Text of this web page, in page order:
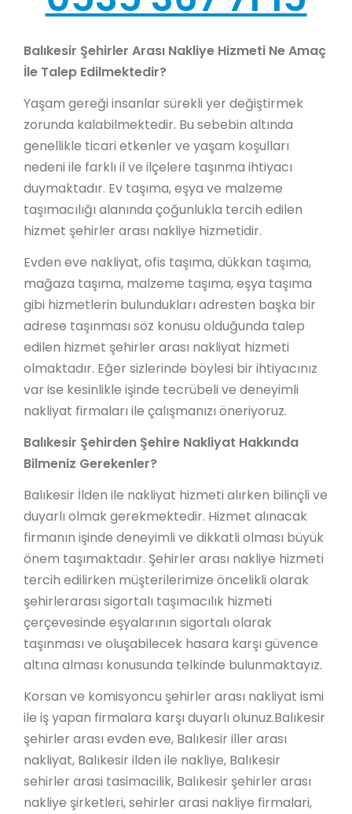
Balıkesir Şehirler Arası Nakliye Hizmeti Ne Amaç
İle Talep Edilmektedir?
Yaşam gereği insanlar sürekli yer değiştirmek
zorunda kalabilmektedir. Bu sebebin altında
genellikle ticari etkenler ve yaşam koşulları
nedeni ile farklı il ve ilçelere taşınma ihtiyacı
duymaktadır. Ev taşıma, eşya ve malzeme
taşımacılığı alanında çoğunlukla tercih edilen
hizmet şehirler arası nakliye hizmetidir.
Evden eve nakliyat, ofis taşıma, dükkan taşıma,
mağaza taşıma, malzeme taşıma, eşya taşıma
gibi hizmetlerin bulundukları adresten başka bir
adrese taşınması söz konusu olduğunda talep
edilen hizmet şehirler arası nakliyat hizmeti
olmaktadır. Eğer sizlerinde böylesi bir ihtiyacınız
var ise kesinlikle işinde tecrübeli ve deneyimli
nakliyat firmaları ile çalışmanızı öneriyoruz.
Balıkesir Şehirden Şehire Nakliyat Hakkında
Bilmeniz Gerekenler?
Balıkesir İlden ile nakliyat hizmeti alırken bilinçli ve
duyarlı olmak gerekmektedir. Hizmet alınacak
firmanın işinde deneyimli ve dikkatli olması büyük
önem taşımaktadır. Şehirler arası nakliye hizmeti
tercih edilirken müşterilerimize öncelikli olarak
şehirlerarası sigortalı taşımacılık hizmeti
çerçevesinde eşyalarının sigortalı olarak
taşınması ve oluşabilecek hasara karşı güvence
altına alması konusunda telkinde bulunmaktayız.
Korsan ve komisyoncu şehirler arası nakliyat ismi
ile iş yapan firmalara karşı duyarlı olunuz.Balıkesir
şehirler arası evden eve, Balıkesir iller arası
nakliyat, Balıkesir ilden ile nakliye, Balıkesir
sehirler arasi tasimacilik, Balıkesir şehirler arası
nakliye şirketleri, sehirler arasi nakliye firmalari,